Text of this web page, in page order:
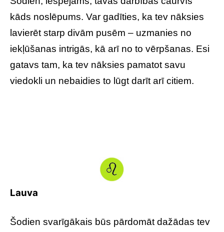
kāds noslēpums. Var gadīties, ka tev nāksies
lavierēt starp divām pusēm – uzmanies no
iekļūšanas intrigās, kā arī no to vērpšanas. Esi
gatavs tam, ka tev nāksies pamatot savu
viedokli un nebaidies to lūgt darīt arī citiem.
Lauva
Šodien svarīgākais būs pārdomāt dažādas tev